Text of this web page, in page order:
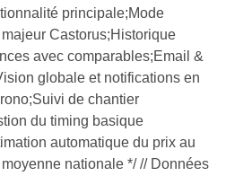
principale;Mode
Castorus;Historique
avec comparables;Email &
globale et notifications en
de chantier
du timing basique
automatique du prix au
nationale */ // Données